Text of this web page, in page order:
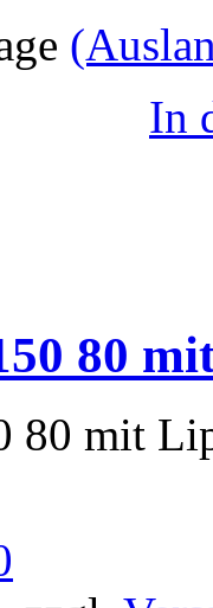
In
80
80 mit